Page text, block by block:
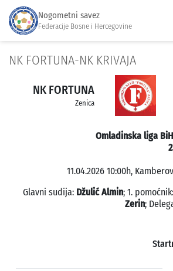
Nogometni savez
Federacije Bosne i Hercegovine
NK FORTUNA-NK KRIVAJA
NK FORTUNA
Zenica
Omladinska liga
11.04.2026 10:00h,
Glavni sudija: Džulić Almin; 1. pomoćnik:
Zerin;